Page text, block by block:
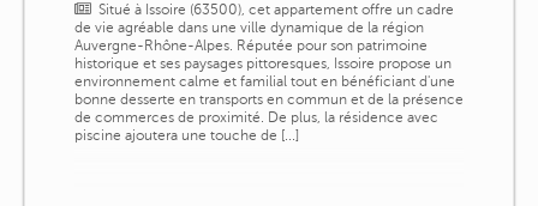
Situé à Issoire (63500), cet appartement offre un cadre
de vie agréable dans une ville dynamique de la région
Auvergne-Rhône-Alpes. Réputée pour son patrimoine
historique et ses paysages pittoresques, Issoire propose un
environnement calme et familial tout en bénéficiant d'une
bonne desserte en transports en commun et de la présence
de commerces de proximité. De plus, la résidence avec
piscine ajoutera une touche de [...]